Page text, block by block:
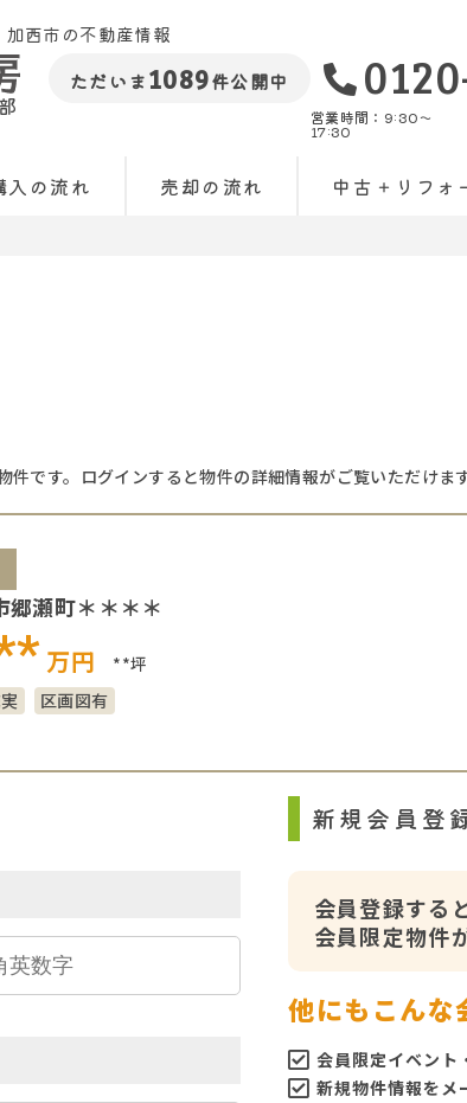
西市の不動産情報
ただいま1089件公開中
営業時間：9:30〜
17:30
入の流れ 売却の流れ 中古＋リフォ
です。ログインすると物件の詳細情報がご覧いただけます
郷瀬町＊＊＊＊
万円
**坪
区画図有
新規会員登
会員登録する
会員限定物件
他にもこんな
会員限定イベント
新規物件情報をメ